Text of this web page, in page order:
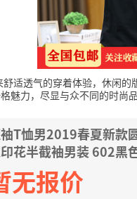
适透气的穿着体验，休闲
魅力，尽显与众不同的时尚品
T恤男2019春夏新款
花半截袖男装 602黑
无报价